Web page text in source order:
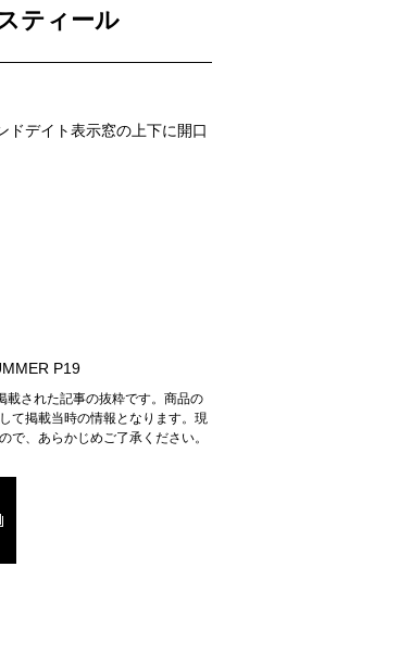
ティール
ドデイト表示窓の上下に開口
P19
された記事の抜粋です。商品の
て掲載当時の情報となります。現
で、あらかじめご了承ください。